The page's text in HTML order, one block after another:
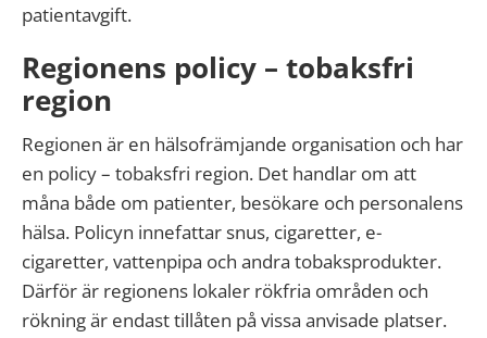
patientavgift.
Regionens policy – tobaksfri
region
Regionen är en hälsofrämjande organisation och har
en policy – tobaksfri region. Det handlar om att
måna både om patienter, besökare och personalens
hälsa. Policyn innefattar snus, cigaretter, e-
cigaretter, vattenpipa och andra tobaksprodukter.
Därför är regionens lokaler rökfria områden och
rökning är endast tillåten på vissa anvisade platser.